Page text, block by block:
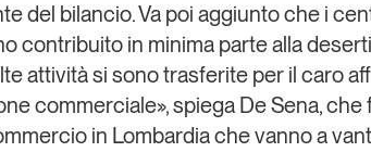
del bilancio. Va poi aggiunto che i
contribuito in minima parte alla
attività si sono trasferite per il caro
commerciale», spiega De Sena, che
in Lombardia che vanno a